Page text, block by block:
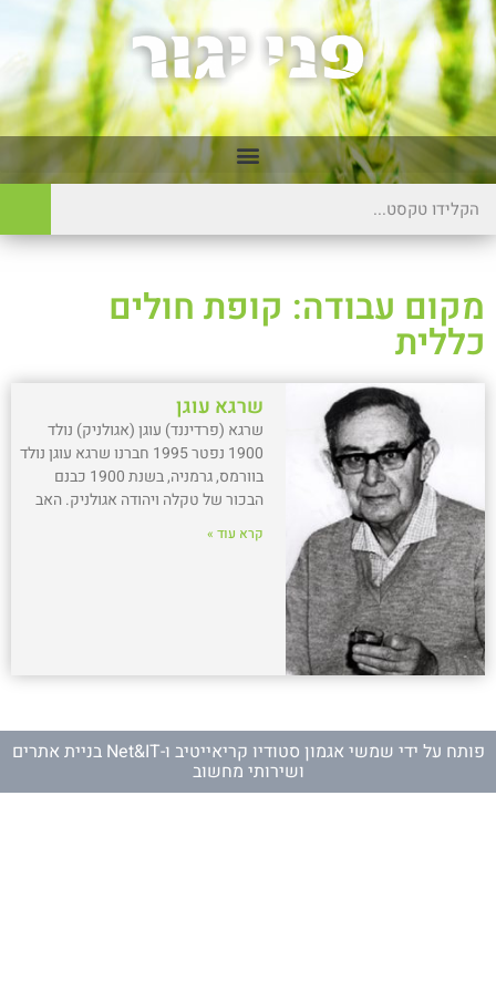
מקום עבודה: קופת חולים
כללית
שרגא עוגן
שרגא (פרדיננד) עוגן (אגולניק) נולד
1900 נפטר 1995 חברנו שרגא עוגן נולד
בוורמס, גרמניה, בשנת 1900 כבנם
הבכור של טקלה ויהודה אגולניק. האב
קרא עוד »
פותח על ידי שמשי אגמון סטודיו קריאייטיב ו- Net&IT בניית אתרים
ושירותי מחשוב